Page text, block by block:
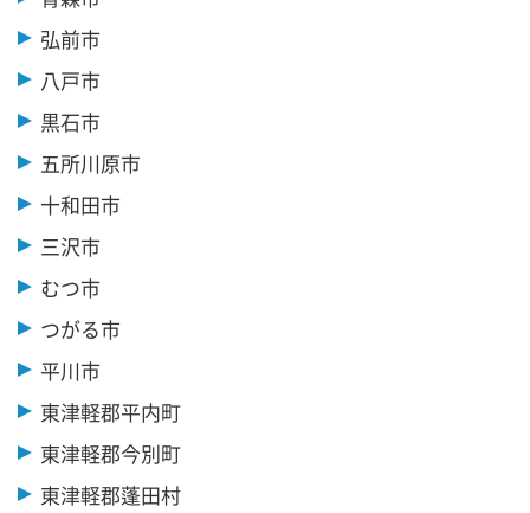
弘前市
八戸市
黒石市
五所川原市
十和田市
三沢市
むつ市
つがる市
平川市
東津軽郡平内町
東津軽郡今別町
東津軽郡蓬田村